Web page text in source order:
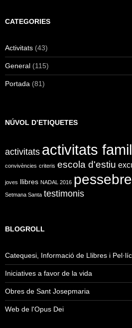
CATEGORIES
Activitats (43)
General (115)
Portada (81)
NÚVOL D’ETIQUETES
activitats activitats
convivències criteris escola d'estiu
joves llibres NADAL 2016
Setmana Santa testimonis
BLOGROLL
Catequesi, Informació de Llibres i
Iniciatives a favor de la vida
Obres de Sant Josepmaria
Web de l'Opus Dei